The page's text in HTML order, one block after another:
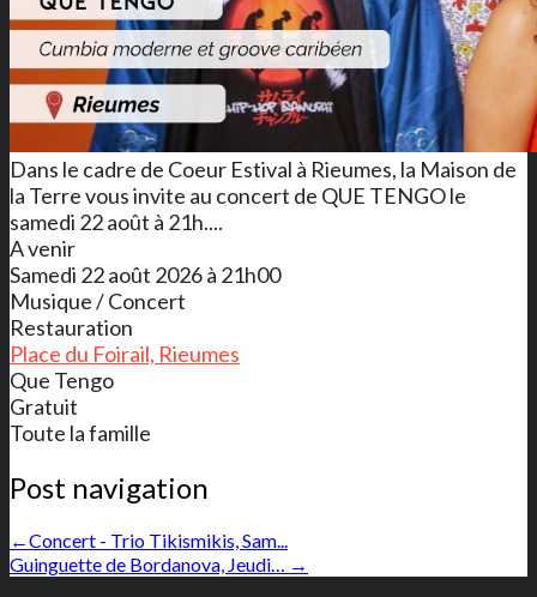
Dans le cadre de Coeur Estival à Rieumes, la Maison de
la Terre vous invite au concert de QUE TENGO le
samedi 22 août à 21h....
A venir
Samedi 22 août 2026 à 21h00
Musique / Concert
Restauration
Place du Foirail, Rieumes
Que Tengo
Gratuit
Toute la famille
Post navigation
←Concert - Trio Tikismikis, Sam...
Guinguette de Bordanova, Jeudi… →